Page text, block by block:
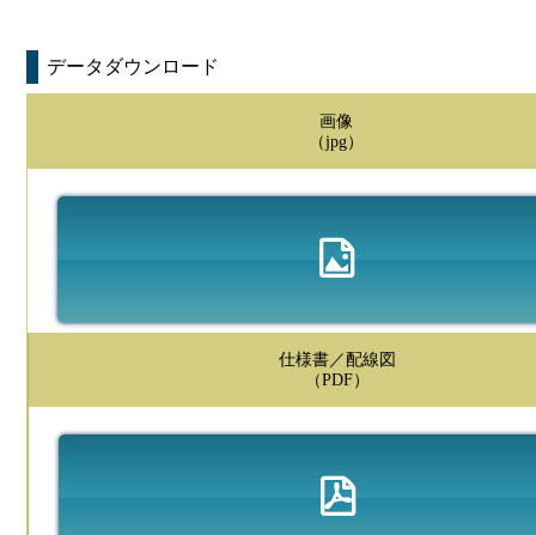
データダウンロード
画像
（jpg）
仕様書／配線図
（PDF）